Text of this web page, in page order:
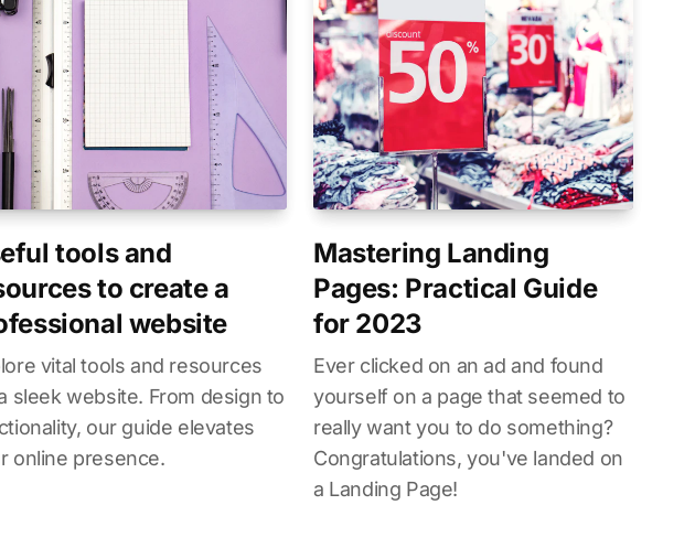
tools and
to create a
website
vital tools and resources
sleek website. From design to
our guide elevates
online presence.
Mastering Landing
Pages: Practical Guide
for 2023
Ever clicked on an ad and found
yourself on a page that seemed to
really want you to do something?
Congratulations, you've landed on
a Landing Page!